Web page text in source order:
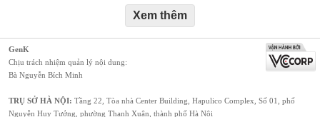
Xem thêm
GenK
Chịu trách nhiệm quản lý nội dung:
Bà Nguyễn Bích Minh
TRỤ SỞ HÀ NỘI: Tầng 22, Tòa nhà Center Building, Hapulico Complex, Số 01, phố
Nguyễn Huy Tưởng, phường Thanh Xuân, thành phố Hà Nội